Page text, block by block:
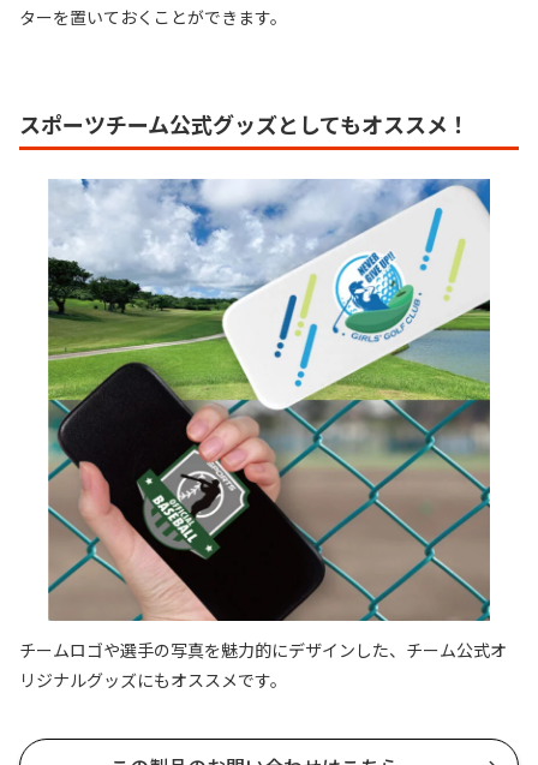
ターを置いておくことができます。
スポーツチーム公式グッズとしてもオススメ！
チームロゴや選手の写真を魅力的にデザインした、チーム公式オ
リジナルグッズにもオススメです。